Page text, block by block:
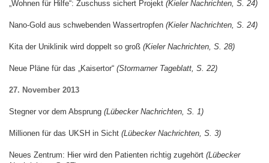
„Wohnen für Hilfe“: Zuschuss sichert Projekt (Kieler Nachrichten, S. 24)
Nano-Gold aus schwebenden Wassertropfen (Kieler Nachrichten, S. 24)
Kita der Uniklinik wird doppelt so groß (Kieler Nachrichten, S. 28)
Neue Pläne für das „Kaisertor“ (Stormarner Tageblatt, S. 22)
27. November 2013
Stegner vor dem Absprung (Lübecker Nachrichten, S. 1)
Millionen für das UKSH in Sicht (Lübecker Nachrichten, S. 3)
Neues Zentrum: Hier wird den Patienten richtig zugehört (Lübecker